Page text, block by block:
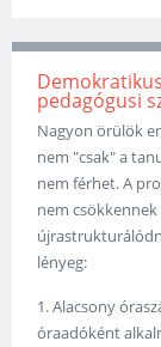
pedagógusi
Nagyon örülök
nem "csak" a
nem férhet. A
nem
lényeg:
1. Alacsony
óraadóként